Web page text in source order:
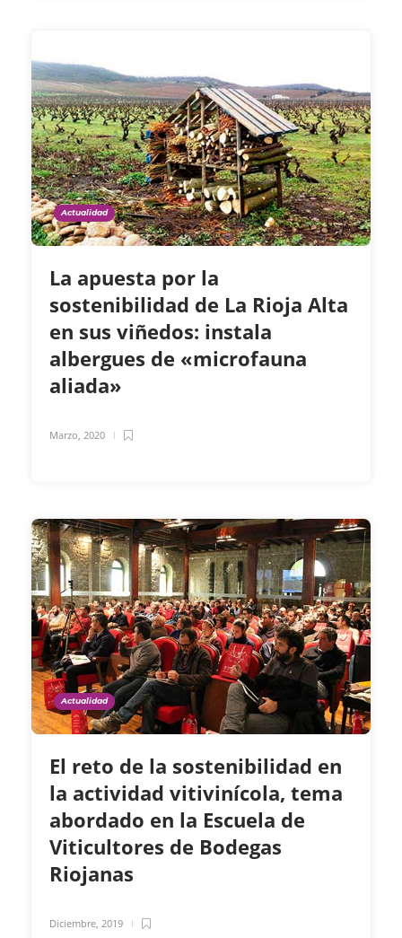
Actualidad
La apuesta por la
sostenibilidad de La Rioja Alta
en sus viñedos: instala
albergues de «microfauna
aliada»
Marzo, 2020
Actualidad
El reto de la sostenibilidad en
la actividad vitivinícola, tema
abordado en la Escuela de
Viticultores de Bodegas
Riojanas
Diciembre, 2019